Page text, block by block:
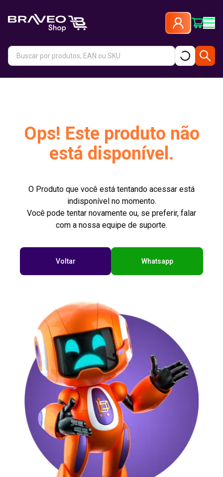
Ops! Este produto não
está disponível.
O Produto que você está tentando acessar está
indisponível no momento.
Você pode tentar novamente ou, se preferir, falar
com a nossa equipe de suporte.
Voltar Whatsapp